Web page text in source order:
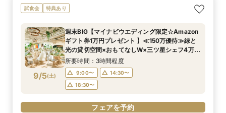
9/4(金)
【マイナビ限定の豪華特典も用意】初見学にお勧
め◎緑溢れるチャペルや貸切ができるパーティ会
談会で見積もりや特典などについて詳しく知れる
《安心》フェアを開催
所要時間：3時間程度
10:00〜
14:00〜
17:30〜
フェアを予約
試食会 特典あり
9/5(土)
週末BIG【マイナビウエディング限定☆Amazon
ギフト券1万円プレゼント 】≪150万優待≫緑と
光の貸切空間×おもてなしW×三ツ星シェフ4万試
食×豪華特典*上質花嫁体験
所要時間：3時間程度
9:00〜
14:30〜
18:30〜
フェアを予約